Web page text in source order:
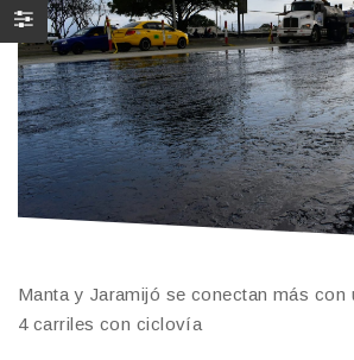
Manta y Jaramijó se conectan más con
4 carriles con ciclovía